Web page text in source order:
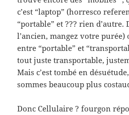
c’est “laptop” (horresco
“portable” et ??? rien d’autre.
l’ancien, mangez votre
entre “portable” et
tout juste transportable,
Mais c’est tombé en
sommes beaucoup plus
Donc Cellulaire ? fourgon